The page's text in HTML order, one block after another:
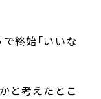
終始「いいな
と考えたとこ